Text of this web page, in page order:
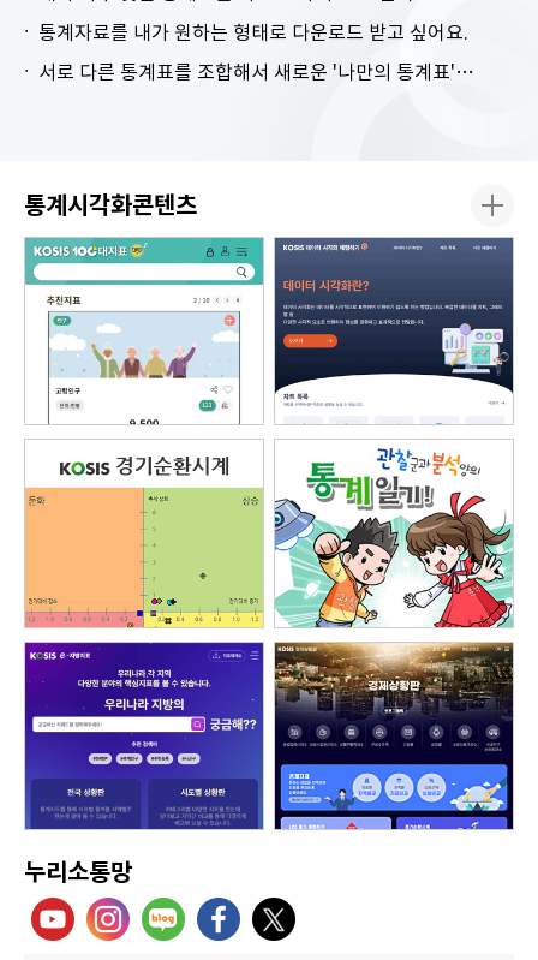
통계자료를 내가 원하는 형태로 다운로드 받고 싶어요.
서로 다른 통계표를 조합해서 새로운 '나만의 통계표'를 만들고 싶어요.
통계시각화콘텐츠
누리소통망